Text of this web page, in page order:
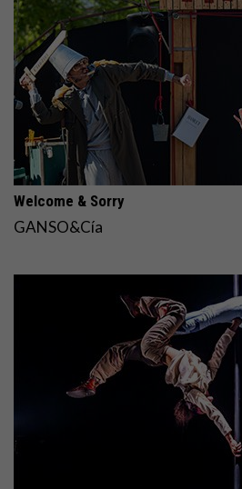
Welcome & Sorry
GANSO&Cía